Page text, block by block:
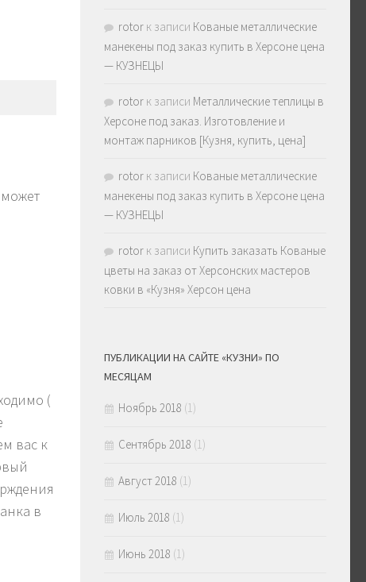
(
вас к
в
rotor к записи Кованые металлические
манекены под заказ купить в Херсоне цена
— КУЗНЕЦЫ
rotor к записи Металлические теплицы в
Херсоне под заказ. Изготовление и
монтаж парников [Кузня, купить, цена]
rotor к записи Кованые металлические
манекены под заказ купить в Херсоне цена
— КУЗНЕЦЫ
rotor к записи Купить заказать Кованые
цветы на заказ от Херсонских мастеров
ковки в «Кузня» Херсон цена
ПУБЛИКАЦИИ НА САЙТЕ «КУЗНИ» ПО
МЕСЯЦАМ
Ноябрь 2018 (1)
Сентябрь 2018 (1)
Август 2018 (1)
Июль 2018 (1)
Июнь 2018 (1)